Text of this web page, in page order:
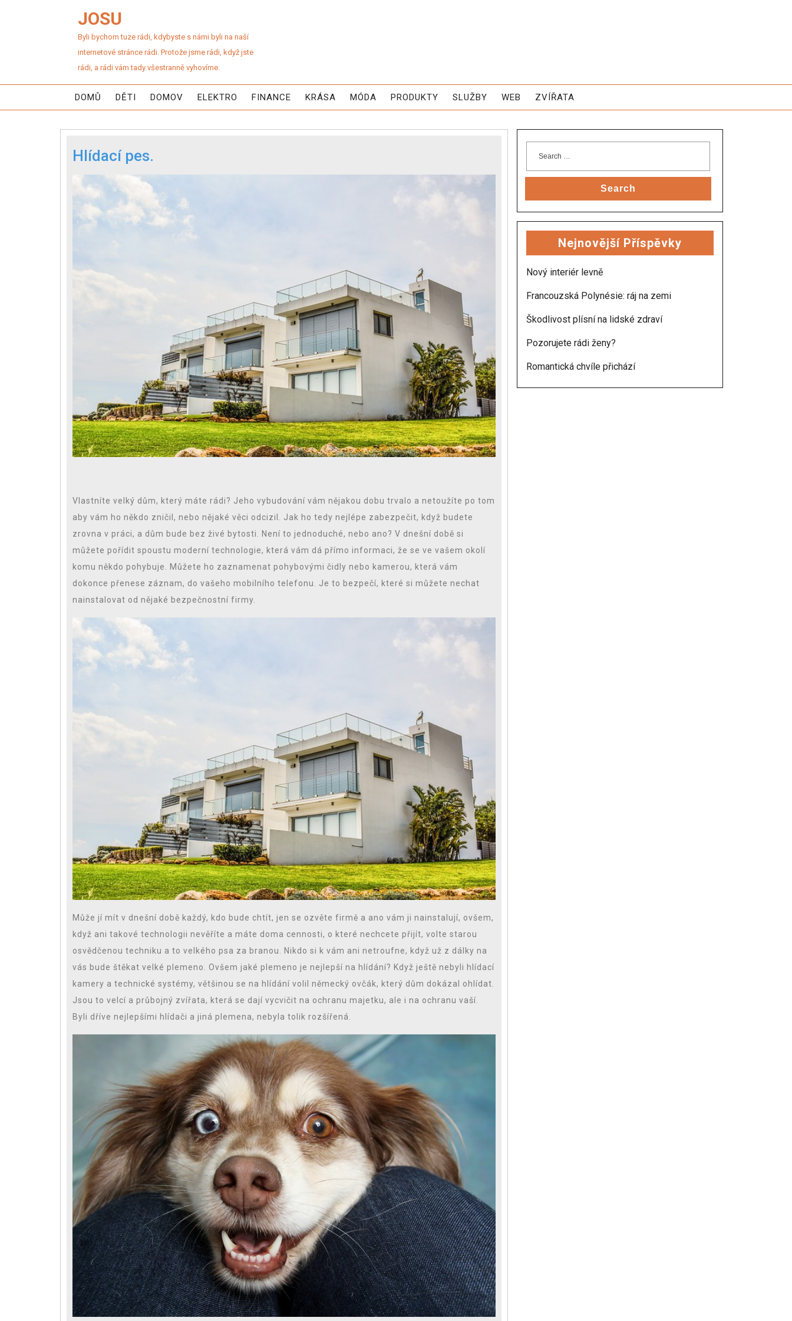
JOSU
Byli bychom tuze rádi, kdybyste s námi byli na naší
internetové stránce rádi. Protože jsme rádi, když jste
rádi, a rádi vám tady všestranně vyhovíme.
DOMŮ DĚTI DOMOV ELEKTRO FINANCE KRÁSA MÓDA PRODUKTY SLUŽBY WEB ZVÍŘATA
Hlídací pes.
Vlastníte velký dům, který máte rádi? Jeho vybudování vám nějakou dobu trvalo a netoužíte po tom
aby vám ho někdo zničil, nebo nějaké věci odcizil. Jak ho tedy nejlépe zabezpečit, když budete
zrovna v práci, a dům bude bez živé bytosti. Není to jednoduché, nebo ano? V dnešní době si
můžete pořídit spoustu moderní technologie, která vám dá přímo informaci, že se ve vašem okolí
komu někdo pohybuje. Můžete ho zaznamenat pohybovými čidly nebo kamerou, která vám
dokonce přenese záznam, do vašeho mobilního telefonu. Je to bezpečí, které si můžete nechat
nainstalovat od nějaké bezpečnostní firmy.
Může jí mít v dnešní době každý, kdo bude chtít, jen se ozvěte firmě a ano vám ji nainstalují, ovšem,
když ani takové technologii nevěříte a máte doma cennosti, o které nechcete přijít, volte starou
osvědčenou techniku a to velkého psa za branou. Nikdo si k vám ani netroufne, když už z dálky na
vás bude štěkat velké plemeno. Ovšem jaké plemeno je nejlepší na hlídání? Když ještě nebyli hlídací
kamery a technické systémy, většinou se na hlídání volil německý ovčák, který dům dokázal ohlídat.
Jsou to velcí a průbojný zvířata, která se dají vycvičit na ochranu majetku, ale i na ochranu vaší.
Byli dříve nejlepšími hlídači a jiná plemena, nebyla tolik rozšířená.
Search
Nejnovější Příspěvky
Nový interiér levně
Francouzská Polynésie: ráj na zemi
Škodlivost plísní na lidské zdraví
Pozorujete rádi ženy?
Romantická chvíle přichází